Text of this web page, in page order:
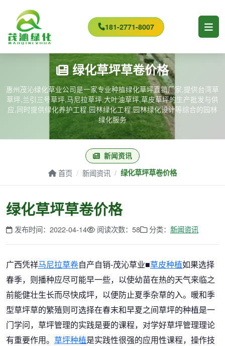
181-2771-8007
绿化草坪草卷价格
惠州茂沁绿化草业公司是一家专业种植绿化草坪直销厂家,提供台湾草
草坪,兰引三号草坪,马尼拉草坪,大叶油草坪,草皮草坪的生产批发与供
应,同时提供绿化养护工程,园林绿化工程,园林绿化设计等综合的园林
绿化服务
新闻资讯
首页 新闻资讯 绿化草坪草卷价格
绿化草坪草卷价格
发布时间：2022-04-14 阅读次数：58 分类： 新闻资讯
广西凭祥马尼拉草卷自产自销-茂沁草业■草皮种植如果选择
春季，则播种应尽可能早一些，以使幼苗在热的天气来临之
前能健壮生长而尽快成坪，以便防止夏季杂草的入。暖和季
型草坪草的繁殖则可选择在春末和早夏之间草坪的种植是一
门学问，草坪管理的实践是要的课程，对学好草坪管理理论
有重要作用。 草坪种植是实践性很强的应用性课程，操作技